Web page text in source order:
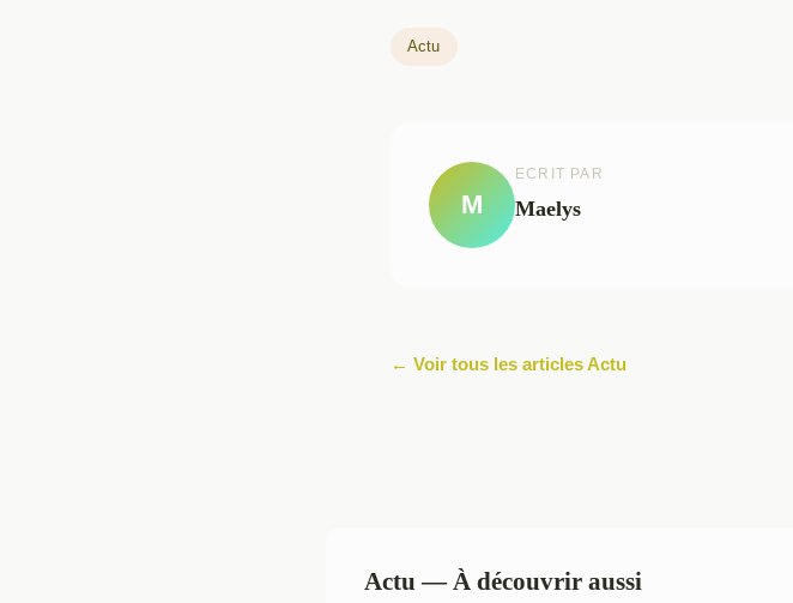
Actu
M
ECRIT PAR
Maelys
← Voir tous les articles Actu
Actu — À découvrir aussi